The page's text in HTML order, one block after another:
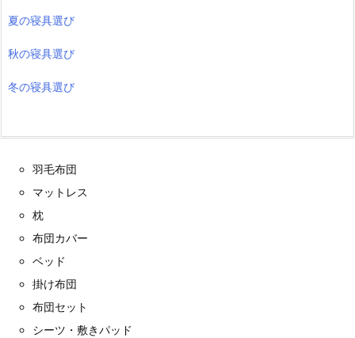
夏の寝具選び
秋の寝具選び
冬の寝具選び
羽毛布団
マットレス
枕
布団カバー
ベッド
掛け布団
布団セット
シーツ・敷きパッド